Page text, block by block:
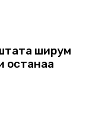
ширум
останаа